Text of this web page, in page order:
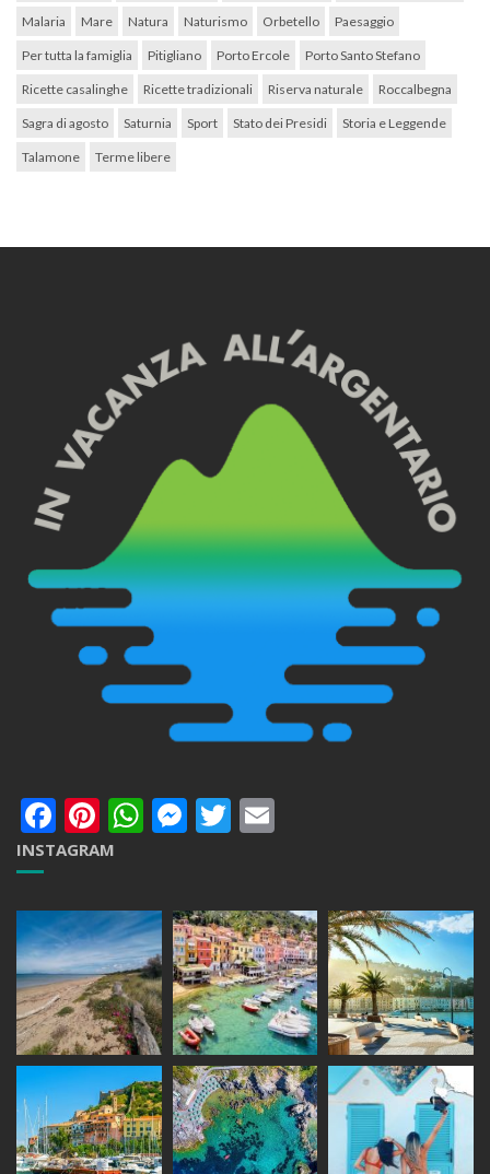
Malaria Mare Natura Naturismo Orbetello Paesaggio
Per tutta la famiglia Pitigliano Porto Ercole Porto Santo Stefano
Ricette casalinghe Ricette tradizionali Riserva naturale Roccalbegna
Sagra di agosto Saturnia Sport Stato dei Presidi Storia e Leggende
Talamone Terme libere
Facebook
Pinterest
WhatsApp
Messenger
Twitter
INSTAGRAM